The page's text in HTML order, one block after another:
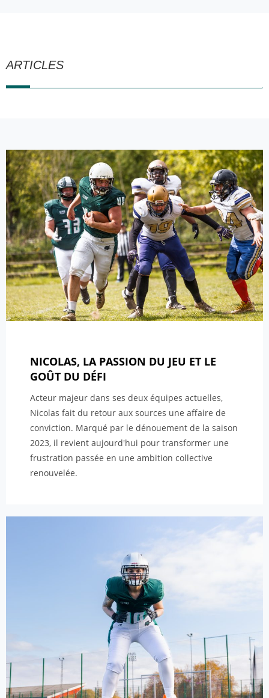
ARTICLES
NICOLAS, LA PASSION DU JEU ET LE
GOÛT DU DÉFI
Acteur majeur dans ses deux équipes actuelles,
Nicolas fait du retour aux sources une affaire de
conviction. Marqué par le dénouement de la saison
2023, il revient aujourd'hui pour transformer une
frustration passée en une ambition collective
renouvelée.